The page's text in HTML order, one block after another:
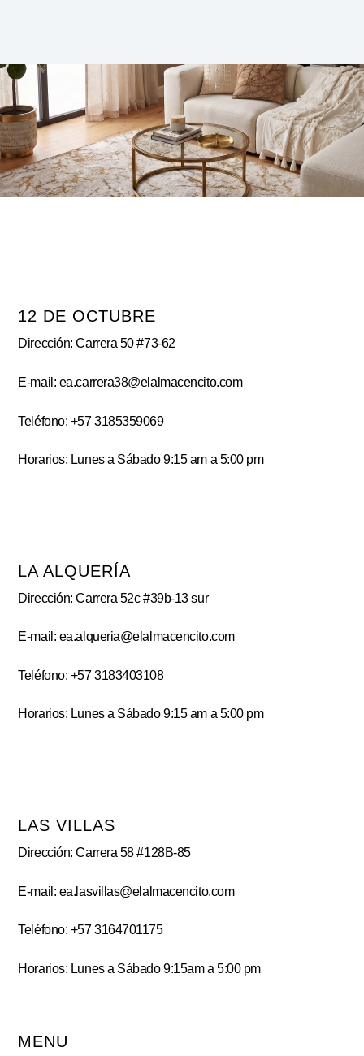
12 DE OCTUBRE
Dirección: Carrera 50 #73-62
E-mail: ea.carrera38@elalmacencito.com
Teléfono: +57 3185359069
Horarios: Lunes a Sábado 9:15 am a 5:00 pm
LA ALQUERÍA
Dirección: Carrera 52c #39b-13 sur
E-mail: ea.alqueria@elalmacencito.com
Teléfono: +57 3183403108
Horarios: Lunes a Sábado 9:15 am a 5:00 pm
LAS VILLAS
Dirección: Carrera 58 #128B-85
E-mail: ea.lasvillas@elalmacencito.com
Teléfono: +57 3164701175
Horarios: Lunes a Sábado 9:15am a 5:00 pm
MENU